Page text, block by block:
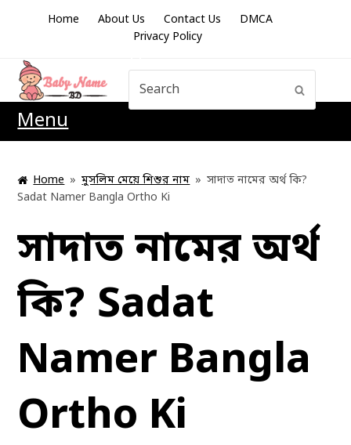
Home About Us Contact Us
DMCA
Privacy Policy
Search
Menu
Home » মুসলিম মেয়ে শিশুর নাম » সাদাত নামের অর্থ কি?
Sadat Namer Bangla Ortho Ki
সাদাত নামের অর্থ
কি? Sadat
Namer Bangla
Ortho Ki